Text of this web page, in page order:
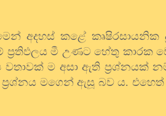
අදහස් කළේ කෘෂිරසායනික
ප්‍රතිඵලය මී උණට හේතු කාරක
ම අසා ඇති ප්‍රශ්නයක්
මගෙන් ඇසූ බව ය.